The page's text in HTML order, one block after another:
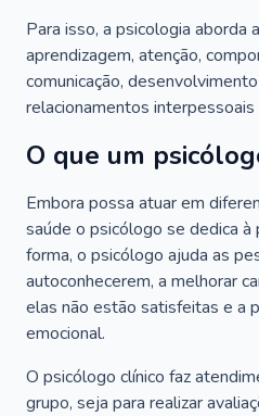
Para isso, a psicologia aborda
aprendizagem, atenção,
comunicação,
relacionamentos
O que um
Embora possa atuar em
saúde o psicólogo se dedica à
forma, o psicólogo ajuda as
autoconhecerem, a melhorar
elas não estão satisfeitas e a
emocional.
O psicólogo clínico faz
grupo, seja para realizar